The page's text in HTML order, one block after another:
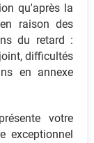
qu'après la
raison des
du retard :
difficultés
en annexe
votre
exceptionnel